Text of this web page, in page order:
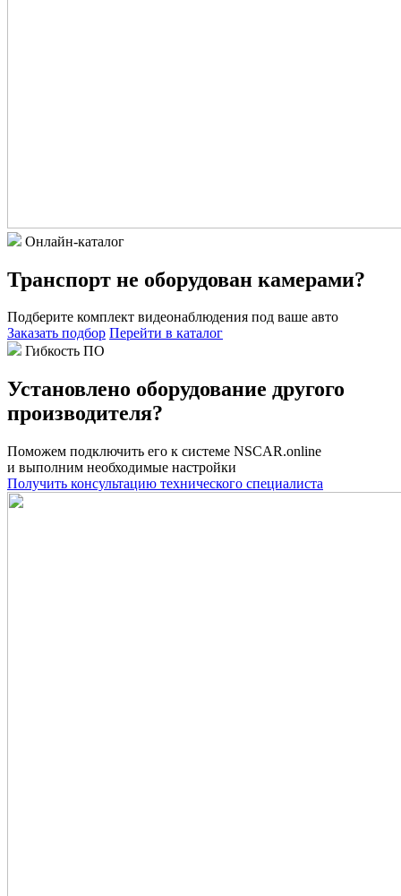
Онлайн-каталог
Транспорт не оборудован камерами?
Подберите комплект видеонаблюдения под ваше авто
Заказать подбор Перейти в каталог
Гибкость ПО
Установлено оборудование другого
производителя?
Поможем подключить его к системе NSCAR.online
и выполним необходимые настройки
Получить консультацию технического специалиста